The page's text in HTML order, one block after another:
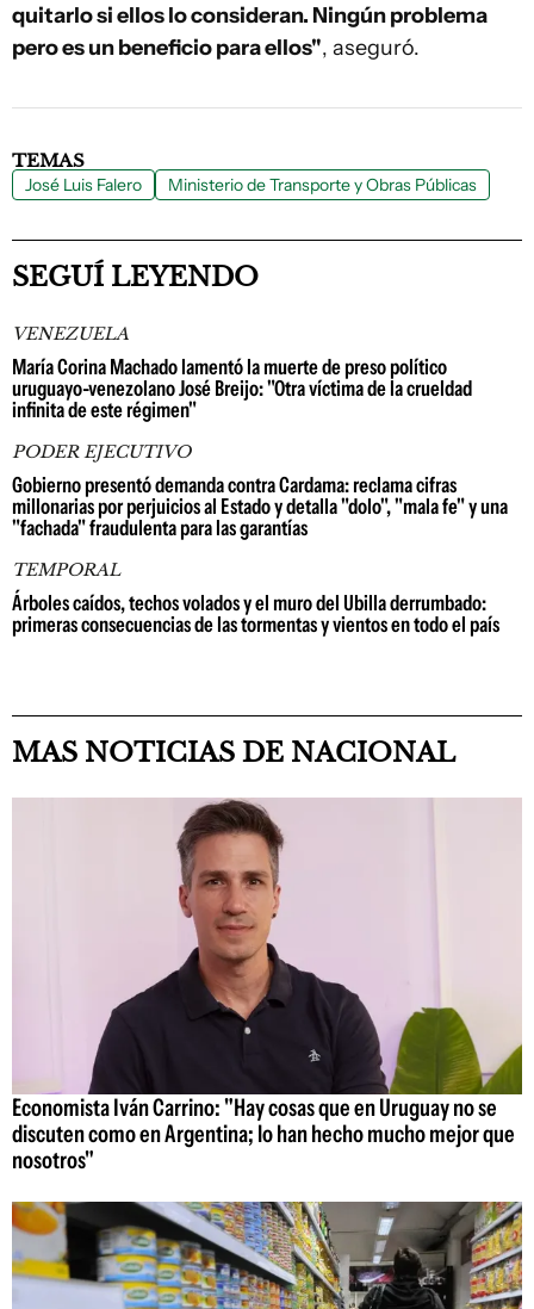
quitarlo si ellos lo consideran. Ningún problema
pero es un beneficio para ellos", aseguró.
TEMAS
José Luis Falero Ministerio de Transporte y Obras Públicas
SEGUÍ LEYENDO
VENEZUELA
María Corina Machado lamentó la muerte de preso político
uruguayo-venezolano José Breijo: "Otra víctima de la crueldad
infinita de este régimen"
PODER EJECUTIVO
Gobierno presentó demanda contra Cardama: reclama cifras
millonarias por perjuicios al Estado y detalla "dolo", "mala fe" y una
"fachada" fraudulenta para las garantías
TEMPORAL
Árboles caídos, techos volados y el muro del Ubilla derrumbado:
primeras consecuencias de las tormentas y vientos en todo el país
MAS NOTICIAS DE NACIONAL
Economista Iván Carrino: "Hay cosas que en Uruguay no se
discuten como en Argentina; lo han hecho mucho mejor que
nosotros"